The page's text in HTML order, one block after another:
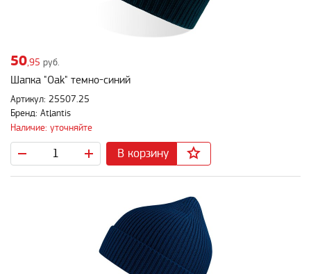
50,95 руб.
Шапка "Oak" темно-синий
Артикул: 25507.25
Бренд: Atlantis
Наличие: уточняйте
В корзину